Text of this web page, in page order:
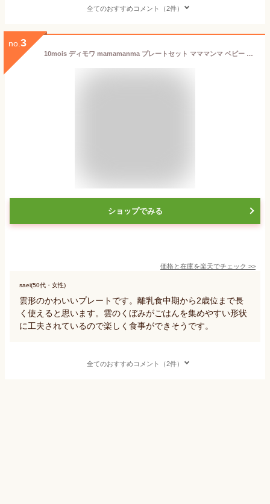
全てのおすすめコメント（2件）
no. 3
10mois ディモワ mamamanma プレートセット マママンマ ベビー 食器 出産祝い 離乳食 食器セット おしゃれ 雲 赤ちゃん ベビー食器 セット すくいやすい ギフト おすすめ 【送料無料】
ショップでみる
価格と在庫を楽天でチェック >>
saei(50代・女性)
雲形のかわいいプレートです。離乳食中期から2歳位まで長
く使えると思います。雲のくぼみがごはんを集めやすい形状
に工夫されているので楽しく食事ができそうです。
全てのおすすめコメント（2件）